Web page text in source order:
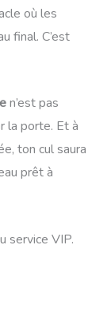
où les
final. C’est
n’est pas
la porte. Et à
ton cul saura
prêt à
service VIP.